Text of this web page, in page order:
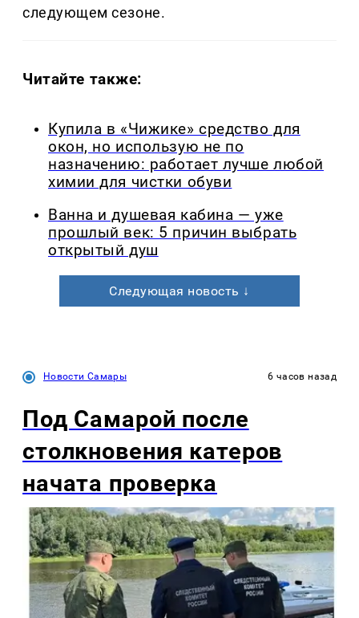
следующем сезоне.
Читайте также:
Купила в «Чижике» средство для
окон, но использую не по
назначению: работает лучше любой
химии для чистки обуви
Ванна и душевая кабина — уже
прошлый век: 5 причин выбрать
открытый душ
Следующая новость ↓
Новости Самары 6 часов назад
Под Самарой после
столкновения катеров
начата проверка